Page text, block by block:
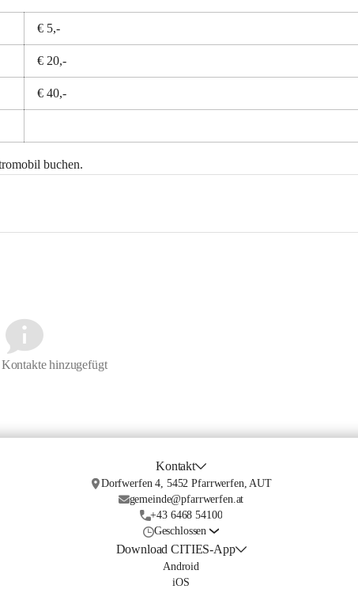
€ 5,-
€ 20,-
€ 40,-
buchen.
hinzugefügt
Kontakt
Dorfwerfen 4, 5452 Pfarrwerfen, AUT
gemeinde@pfarrwerfen.at
+43 6468 54100
Geschlossen
Download CITIES-App
Android
iOS